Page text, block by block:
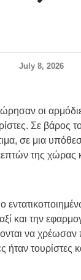
July 8, 2026
οι
Σε βάρος
σε μια
της χώρας
και την
να
ήταν